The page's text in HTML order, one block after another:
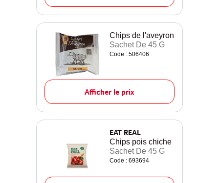
Chips de l'aveyron
Sachet De 45 G
Code : 506406
Afficher le prix
EAT REAL
Chips pois chiche
Sachet De 45 G
Code : 693694